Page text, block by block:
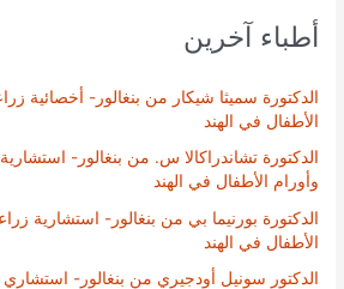
أطباء آخرين
الدكتورة سميثا شيكار من بنغالور- أخصائية
الأطفال في الهند
الدكتورة تشاندراكالا س. من بنغالور-
وأورام الأطفال في الهند
الدكتورة بورنيما بي من بنغالور- استشارية
الأطفال في الهند
الدكتور سونيل أودجيري من بنغالور- استشاري